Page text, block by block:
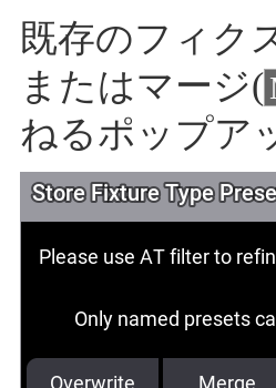
既存のフィク
またはマージ(
ねるポップア